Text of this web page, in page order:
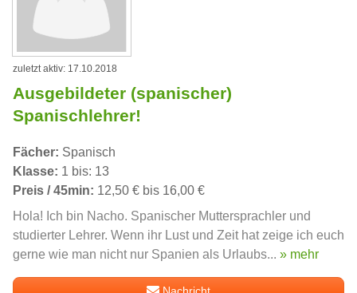
zuletzt aktiv: 17.10.2018
Ausgebildeter (spanischer)
Spanischlehrer!
Fächer: Spanisch
Klasse: 1 bis: 13
Preis / 45min: 12,50 € bis 16,00 €
Hola! Ich bin Nacho. Spanischer Muttersprachler und
studierter Lehrer. Wenn ihr Lust und Zeit hat zeige ich euch
gerne wie man nicht nur Spanien als Urlaubs... » mehr